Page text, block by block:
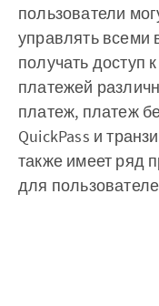
пользователи
управлять всеми
получать доступ
платежей
платеж, платеж
QuickPass и
также имеет ряд
для